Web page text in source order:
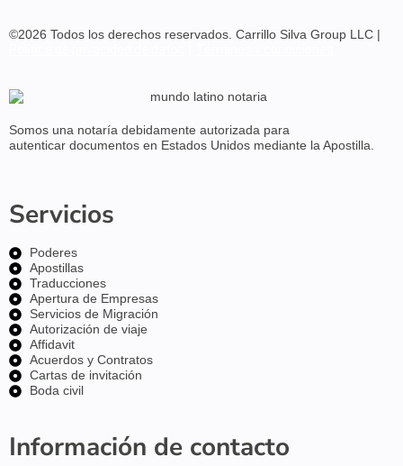
©2026 Todos los derechos reservados. Carrillo Silva Group LLC |
Somos una notaría debidamente autorizada para
autenticar documentos en Estados Unidos mediante la Apostilla.
Servicios
Poderes
Apostillas
Traducciones
Apertura de Empresas
Servicios de Migración
Autorización de viaje
Affidavit
Acuerdos y Contratos
Cartas de invitación
Boda civil
Información de contacto